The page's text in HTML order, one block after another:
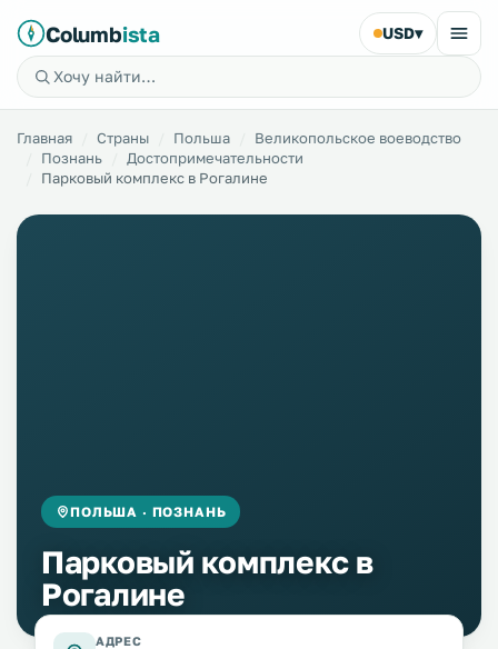
Columbista USD▾
Главная Страны Польша
Великопольское воеводство
Познань
Достопримечательности
Парковый комплекс в Рогалине
ПОЛЬША · ПОЗНАНЬ
Парковый комплекс в
Рогалине
АДРЕС